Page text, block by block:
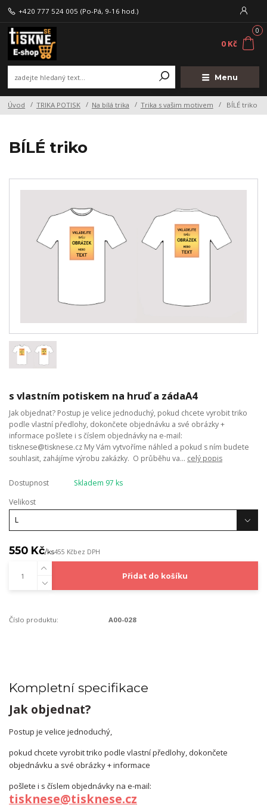
Menu
+420 777 524 005 (Po-Pá, 9-16 hod.)
0
0 Kč
Úvod TRIKA POTISK Na bílá trika Trika s vašim motivem BÍLÉ triko
BÍLÉ triko
s vlastním potiskem na hruď a zádaA4
Jak objednat? Postup je velice jednoduchý, pokud chcete vyrobit triko
podle vlastní předlohy, dokončete objednávku a své obrázky +
informace pošlete i s číslem objednávky na e-mail:
tisknese@tisknese.cz My Vám vytvoříme náhled a pokud s ním budete
souhlasit, zahájíme výrobu zakázky. O průběhu va... celý popis
Dostupnost
Skladem 97 ks
Velikost
550 Kč/ks455 Kčbez DPH
Přidat do košíku
Číslo produktu: A00-028
Kompletní specifikace
Jak objednat?
Postup je velice jednoduchý,
pokud chcete vyrobit triko podle vlastní předlohy, dokončete
objednávku a své obrázky + informace
pošlete i s číslem objednávky na e-mail:
tisknese@tisknese.cz